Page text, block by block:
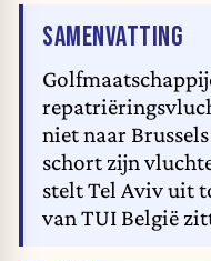
SAMENVATTING
niet naar
schort zijn
stelt Tel Aviv uit
van TUI België